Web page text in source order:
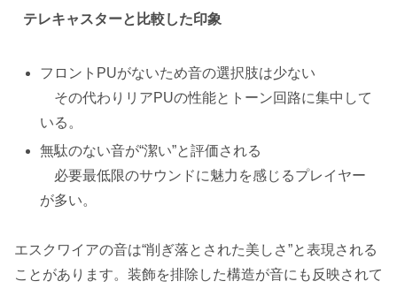
テレキャスターと比較した印象
フロントPUがないため音の選択肢は少ない
その代わりリアPUの性能とトーン回路に集中して
いる。
無駄のない音が“潔い”と評価される
必要最低限のサウンドに魅力を感じるプレイヤー
が多い。
エスクワイアの音は“削ぎ落とされた美しさ”と表現される
ことがあります。装飾を排除した構造が音にも反映されて